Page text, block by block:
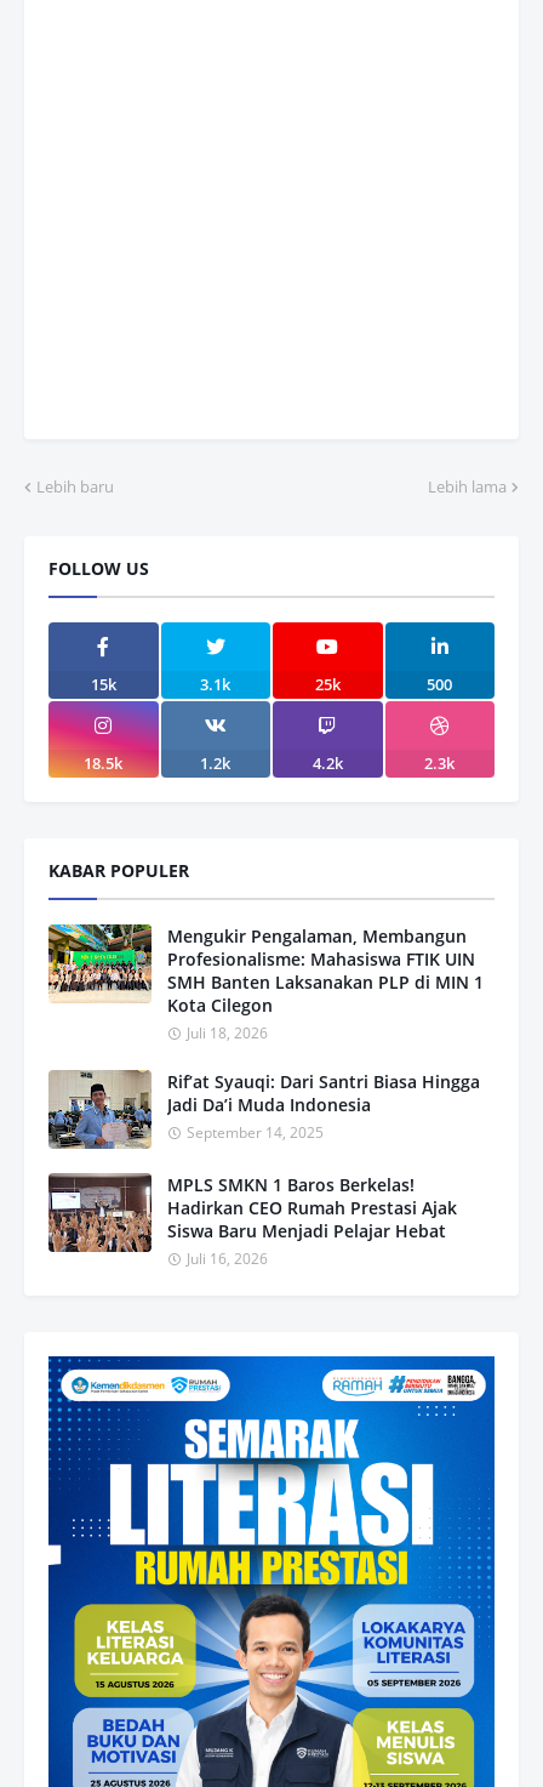
Lebih baru Lebih lama
FOLLOW US
15k 3.1k 25k 500
18.5k 1.2k 4.2k 2.3k
KABAR POPULER
Mengukir Pengalaman, Membangun
Profesionalisme: Mahasiswa FTIK UIN
SMH Banten Laksanakan PLP di MIN 1
Kota Cilegon
Juli 18, 2026
Rif’at Syauqi: Dari Santri Biasa Hingga
Jadi Da’i Muda Indonesia
September 14, 2025
MPLS SMKN 1 Baros Berkelas!
Hadirkan CEO Rumah Prestasi Ajak
Siswa Baru Menjadi Pelajar Hebat
Juli 16, 2026